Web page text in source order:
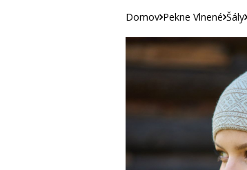
Domov Pekne Vlnené Šály